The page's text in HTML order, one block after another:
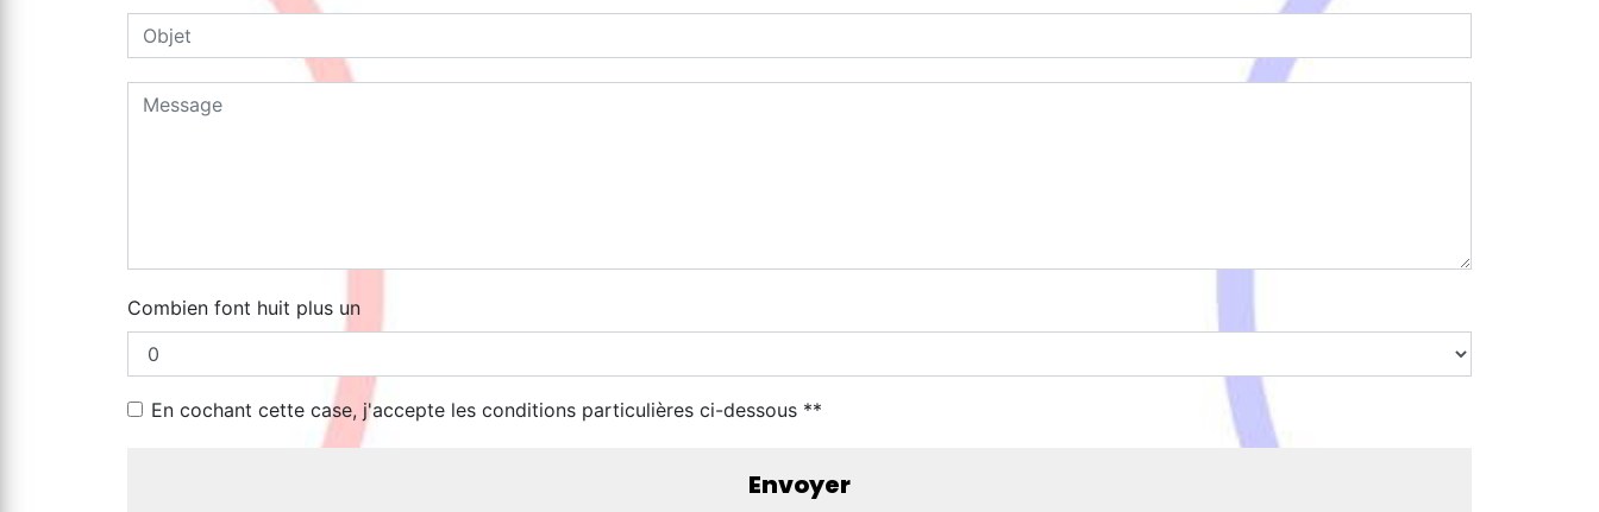
Combien font huit plus un
En cochant cette case, j'accepte les conditions particulières ci-dessous **
Envoyer